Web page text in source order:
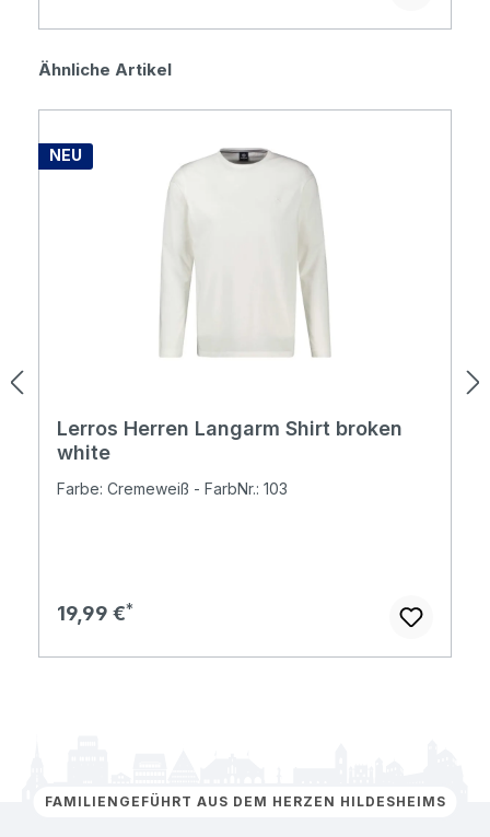
Produktgalerie überspringen
Ähnliche Artikel
NEU
Lerros Herren Langarm Shirt broken
white
Farbe: Cremeweiß - FarbNr.: 103
Regulärer Preis:
19,99 €
FAMILIENGEFÜHRT AUS DEM HERZEN HILDESHEIMS